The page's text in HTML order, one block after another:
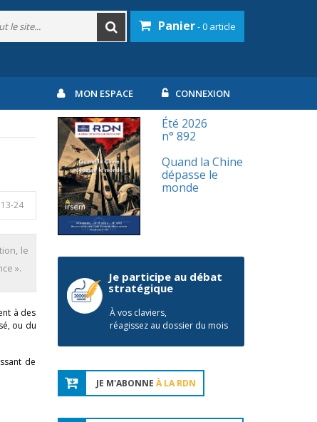
Panier- 0 article
MON ESPACE CONNEXION
24
le
».
à des
ou du
de
Été 2026
n° 892
Quand la Chine
dépasse le
monde
Je participe au débat
stratégique
À vos claviers,
réagissez au dossier du mois
JE M'ABONNE À LA RDN